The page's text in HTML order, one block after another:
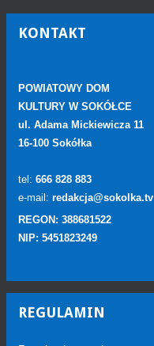
KONTAKT
POWIATOWY DOM
KULTURY W SOKÓŁCE
ul. Adama Mickiewicza 11
16-100 Sokółka
tel: 666 828 883
e-mail: redakcja@sokolka.tv
REGON: 388681522
NIP: 5451823249
REGULAMIN